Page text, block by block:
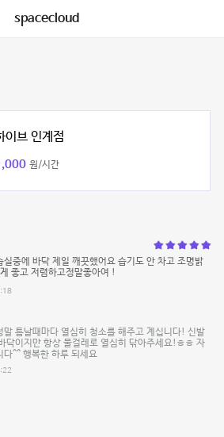
spacecloud
이브 인계점
원/시간
실중에 바닥 제일 깨끗했어요 습기도 안 차고 조명밝
좋고 저렴하고정말좋아여 !
말 틈날때마다 열심히 청소를 해주고 계십니다! 신발
닥이지만 항상 물걸레로 열심히 닦아주세요!ㅎㅎ 자
다^^ 행복한 하루 되세요